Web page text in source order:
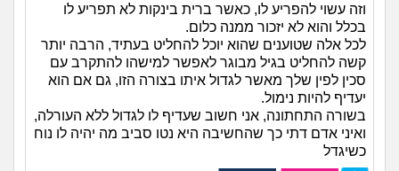
וזה עשוי להפריע לו, כאשר ברית בינקות לא תפריע לו
בכלל והוא לא יזכור ממנה כלום.
לכל אלה שטוענים שהוא יוכל להחליט בעתיד, הרבה יותר
קשה להחליט בגיל מבוגר לאפשר למישהו להתקרב עם
סכין לפין שלך מאשר לגדול איתו בצורה הזו, גם אם הוא
יעדיף להיות נימול.
בשורה התחתונה, אני חשוב שעדיף לו לגדול ללא העורלה,
ואיני אדם דתי כך שהחשיבה היא נטו סביב מה יהיה לו נוח
כשיגדל